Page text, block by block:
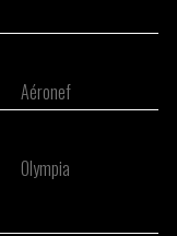
Aéronef
Olympia